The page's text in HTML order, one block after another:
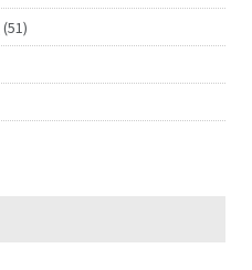
(51)